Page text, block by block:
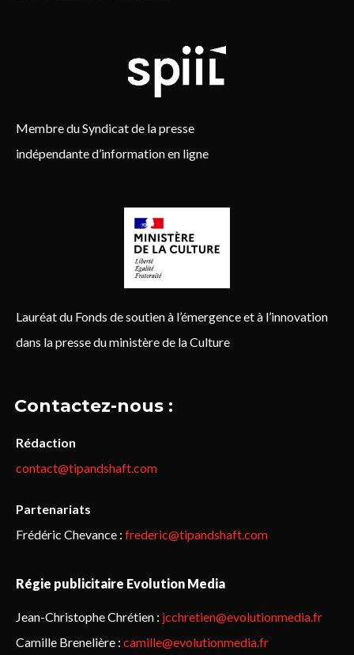
Membre du Syndicat de la presse
indépendante d’information en ligne
Lauréat du Fonds de soutien à l’émergence et à l’innovation
dans la presse du ministère de la Culture
Contactez-nous :
Rédaction
contact@tipandshaft.com
Partenariats
Frédéric Chevance : frederic@tipandshaft.com
Régie publicitaire Evolution Media
Jean-Christophe Chrétien : jcchretien@evolutionmedia.fr
Camille Brenelière : camille@evolutionmedia.fr